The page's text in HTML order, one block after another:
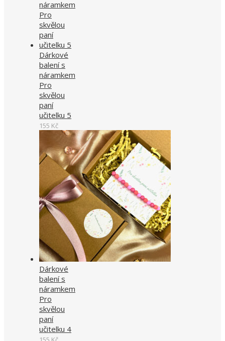
Dárkové
balení s
náramkem
Pro
skvělou
paní
učitelku 5
155 Kč
Dárkové
balení s
náramkem
Pro
skvělou
paní
učitelku 4